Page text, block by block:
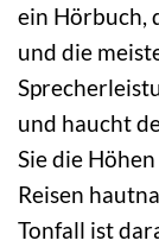
ein Hörbuch,
und die
und haucht
Sie die
Reisen
Tonfall ist